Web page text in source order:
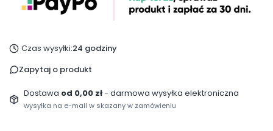
Czas wysyłki:24 godziny
Zapytaj o produkt
Dostawa od 0,00 zł- darmowa wysyłka elektroniczna
wysyłka na e-mail w skazany w zamówieniu